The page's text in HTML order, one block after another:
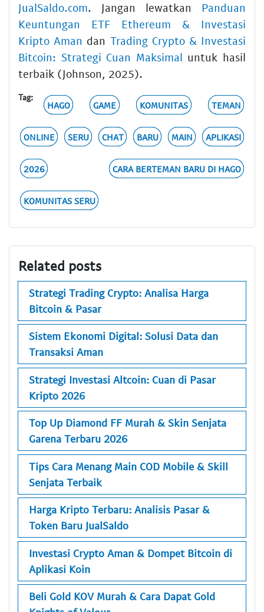
JualSaldo.com. Jangan lewatkan Panduan
Keuntungan ETF Ethereum & Investasi
Kripto Aman dan Trading Crypto & Investasi
Bitcoin: Strategi Cuan Maksimal untuk hasil
terbaik (Johnson, 2025).
Tag:
HAGO GAME KOMUNITAS TEMAN
ONLINE SERU CHAT BARU MAIN APLIKASI
2026 CARA BERTEMAN BARU DI HAGO
KOMUNITAS SERU
Related posts
Strategi Trading Crypto: Analisa Harga
Bitcoin & Pasar
Sistem Ekonomi Digital: Solusi Data dan
Transaksi Aman
Strategi Investasi Altcoin: Cuan di Pasar
Kripto 2026
Top Up Diamond FF Murah & Skin Senjata
Garena Terbaru 2026
Tips Cara Menang Main COD Mobile & Skill
Senjata Terbaik
Harga Kripto Terbaru: Analisis Pasar &
Token Baru JualSaldo
Investasi Crypto Aman & Dompet Bitcoin di
Aplikasi Koin
Beli Gold KOV Murah & Cara Dapat Gold